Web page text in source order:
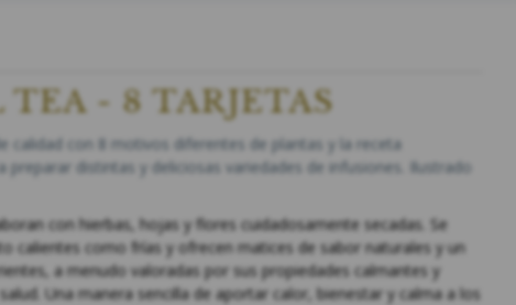
TEA - 8 TARJETAS
calidad con 8 motivos diferentes de plantas y la receta
preparar distintas y deliciosas variedades de infusiones. Ilustrado
con hierbas, hojas y flores cuidadosamente secadas. Se
calientes como frías y ofrecenmatices de sabor naturales y un
a menudo valoradas por sus propiedades calmantes y
salud. Una manera sencilla de aportar calor, bienestar y calma alos